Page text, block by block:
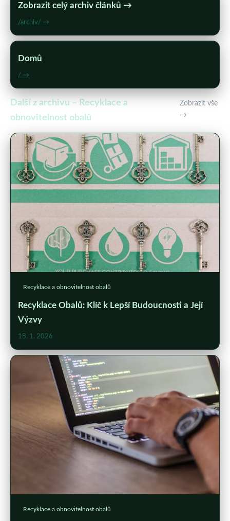
Zobrazit celý archiv článků →
/archiv/ →
Domů
/ →
Další z archivu – Recyklace a
obnovitelnost obalů
Zobrazit vše
→
Recyklace a obnovitelnost obalů
Recyklace Obalů: Klíč k Lepší Budoucnosti a Její
Výzvy
18. 1. 2026
Recyklace a obnovitelnost obalů